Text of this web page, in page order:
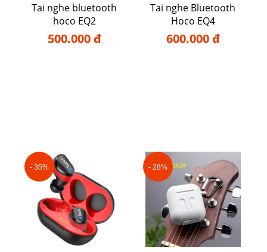
Tai nghe bluetooth
hoco EQ2
500.000 đ
Tai nghe Bluetooth
Hoco EQ4
600.000 đ
- 35% - 28%